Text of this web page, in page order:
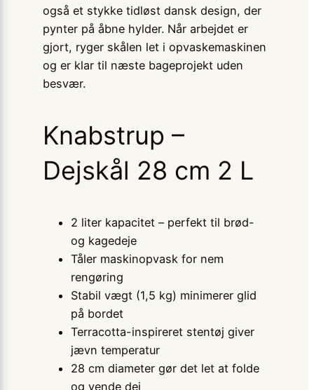
også et stykke tidløst dansk design, der
pynter på åbne hylder. Når arbejdet er
gjort, ryger skålen let i opvaskemaskinen
og er klar til næste bageprojekt uden
besvær.
Knabstrup –
Dejskål 28 cm 2 L
2 liter kapacitet – perfekt til brød-
og kagedeje
Tåler maskinopvask for nem
rengøring
Stabil vægt (1,5 kg) minimerer glid
på bordet
Terracotta-inspireret stentøj giver
jævn temperatur
28 cm diameter gør det let at folde
og vende dej